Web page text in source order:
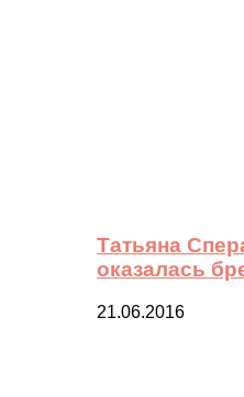
Татьяна
оказалась
21.06.2016